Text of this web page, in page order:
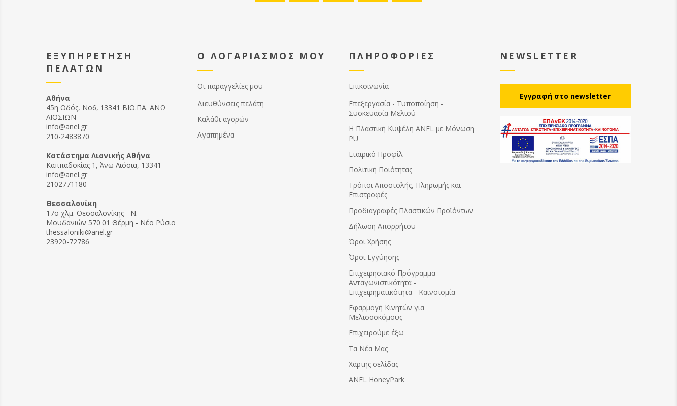
ΕΞΥΠΗΡΕΤΗΣΗ
ΠΕΛΑΤΩΝ
Αθήνα
45η Οδός, Νο6, 13341 ΒΙΟ.ΠΑ. ΑΝΩ
ΛΙΟΣΙΩΝ
info@anel.gr
210-2483870
Kατάστημα Λιανικής Αθήνα
Καππαδοκίας 1, Άνω Λιόσια, 13341
info@anel.gr
2102771180
Θεσσαλονίκη
17ο χλμ. Θεσσαλονίκης - Ν.
Μουδανιών 570 01 Θέρμη - Νέο Ρύσιο
thessaloniki@anel.gr
23920-72786
Ο ΛΟΓΑΡΙΑΣΜΟΣ ΜΟΥ
Οι παραγγελίες μου
Διευθύνσεις πελάτη
Καλάθι αγορών
Αγαπημένα
ΠΛΗΡΟΦΟΡΙΕΣ
Επικοινωνία
Επεξεργασία - Τυποποίηση -
Συσκευασία Μελιού
Η Πλαστική Κυψέλη ANEL με Μόνωση
PU
Εταιρικό Προφίλ
Πολιτική Ποιότητας
Τρόποι Αποστολής, Πληρωμής και
Επιστροφές
Προδιαγραφές Πλαστικών Προϊόντων
Δήλωση Απορρήτου
Όροι Χρήσης
Όροι Εγγύησης
Eπιχειρησιακό Πρόγραμμα
Ανταγωνιστικότητα -
Επιχειρηματικότητα - Καινοτομία
Εφαρμογή Κινητών για
Μελισσοκόμους
Επιχειρούμε έξω
Τα Νέα Μας
Χάρτης σελίδας
ANEL HoneyPark
NEWSLETTER
Eγγραφή στο newsletter